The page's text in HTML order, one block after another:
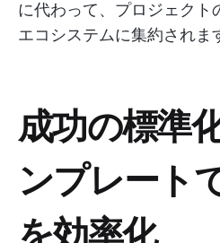
に代わって、プロジェクト
エコシステムに集約されま
成功の標準
ンプレート
を効率化